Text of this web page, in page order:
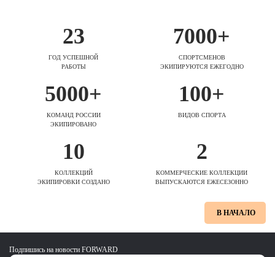
23
ГОД УСПЕШНОЙ
РАБОТЫ
7000+
СПОРТСМЕНОВ
ЭКИПИРУЮТСЯ ЕЖЕГОДНО
5000+
КОМАНД РОССИИ
ЭКИПИРОВАНО
100+
ВИДОВ СПОРТА
10
КОЛЛЕКЦИЙ
ЭКИПИРОВКИ СОЗДАНО
2
КОММЕРЧЕСКИЕ КОЛЛЕКЦИИ
ВЫПУСКАЮТСЯ ЕЖЕСЕЗОННО
В НАЧАЛО
Подпишись на новости FORWARD